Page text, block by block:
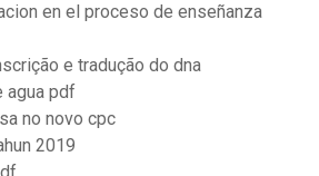
en el proceso de enseñanza
e tradução do dna
agua pdf
no novo cpc
2019